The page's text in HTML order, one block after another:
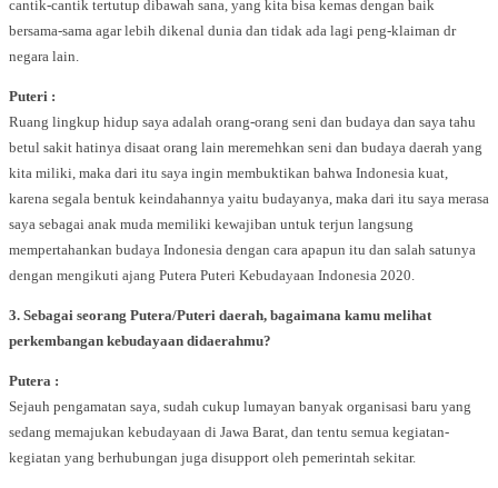
cantik-cantik tertutup dibawah sana, yang kita bisa kemas dengan baik
bersama-sama agar lebih dikenal dunia dan tidak ada lagi peng-klaiman dr
negara lain.
Puteri :
Ruang lingkup hidup saya adalah orang-orang seni dan budaya dan saya tahu
betul sakit hatinya disaat orang lain meremehkan seni dan budaya daerah yang
kita miliki, maka dari itu saya ingin membuktikan bahwa Indonesia kuat,
karena segala bentuk keindahannya yaitu budayanya, maka dari itu saya merasa
saya sebagai anak muda memiliki kewajiban untuk terjun langsung
mempertahankan budaya Indonesia dengan cara apapun itu dan salah satunya
dengan mengikuti ajang Putera Puteri Kebudayaan Indonesia 2020.
3. Sebagai seorang Putera/Puteri daerah, bagaimana kamu melihat
perkembangan kebudayaan didaerahmu?
Putera :
Sejauh pengamatan saya, sudah cukup lumayan banyak organisasi baru yang
sedang memajukan kebudayaan di Jawa Barat, dan tentu semua kegiatan-
kegiatan yang berhubungan juga disupport oleh pemerintah sekitar.